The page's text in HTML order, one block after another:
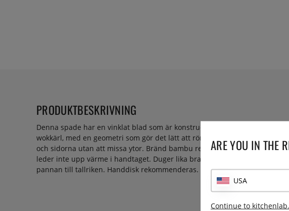
PRODUKTBESKRIVNING
Denna spade har en vinklat blad som är konstruerat för att arbeta effektivt
wokkärl, med en geometri som gör det lätt att röra, vända och lyfta mat
och sidorna utan att missa ytor. Bränd bambu repar inte inbränd eller
leder inte upp värme i handtaget. Duger lika bra som serveringsspade
pannan till tallriken. Handdisk rekommenderas. Längd: 35,5 cm.
ARE YOU IN THE
USA
Continue to